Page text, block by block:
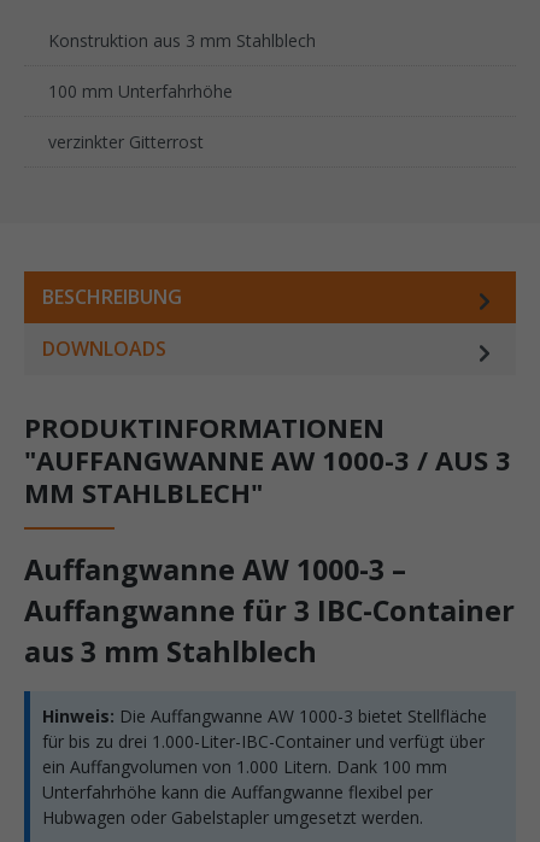
Konstruktion aus 3 mm Stahlblech
100 mm Unterfahrhöhe
verzinkter Gitterrost
BESCHREIBUNG
DOWNLOADS
PRODUKTINFORMATIONEN
"AUFFANGWANNE AW 1000-3 / AUS 3
MM STAHLBLECH"
Auffangwanne AW 1000-3 –
Auffangwanne für 3 IBC-Container
aus 3 mm Stahlblech
Hinweis: Die Auffangwanne AW 1000-3 bietet Stellfläche
für bis zu drei 1.000-Liter-IBC-Container und verfügt über
ein Auffangvolumen von 1.000 Litern. Dank 100 mm
Unterfahrhöhe kann die Auffangwanne flexibel per
Hubwagen oder Gabelstapler umgesetzt werden.